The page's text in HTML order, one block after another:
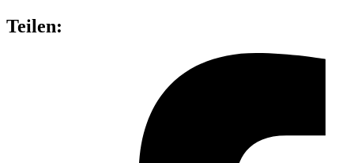
Teilen: